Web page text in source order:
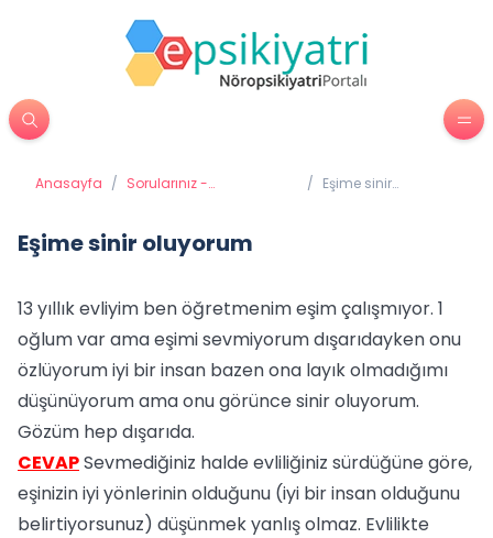
Anasayfa / Sorularınız -
/ Eşime sinir
Eşime sinir oluyorum
13 yıllık evliyim ben öğretmenim eşim çalışmıyor. 1
oğlum var ama eşimi sevmiyorum dışarıdayken onu
özlüyorum iyi bir insan bazen ona layık olmadığımı
düşünüyorum ama onu görünce sinir oluyorum.
Gözüm hep dışarıda.
CEVAPSevmediğiniz halde evliliğiniz sürdüğüne göre,
eşinizin iyi yönlerinin olduğunu (iyi bir insan olduğunu
belirtiyorsunuz) düşünmek yanlış olmaz. Evlilikte